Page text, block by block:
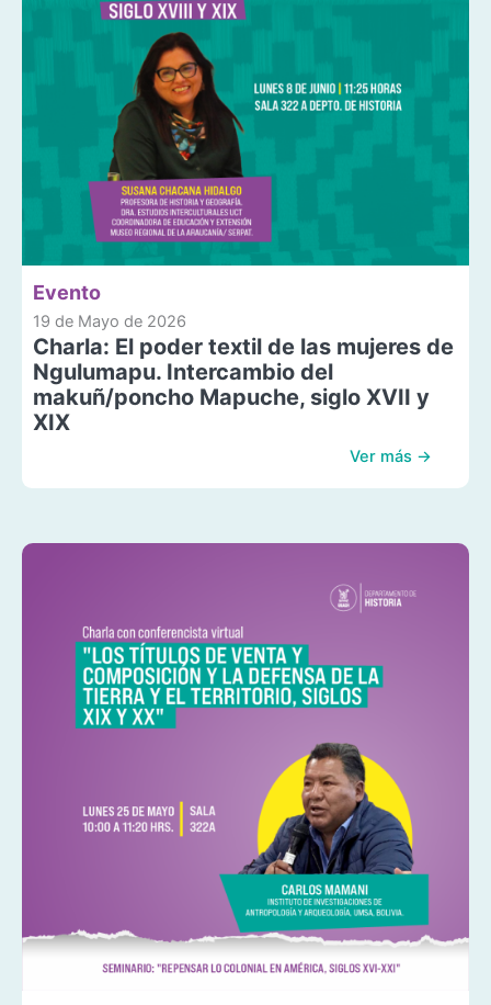
Evento
19 de Mayo de 2026
Charla: El poder textil de las mujeres de
Ngulumapu. Intercambio del
makuñ/poncho Mapuche, siglo XVII y
XIX
Ver más →